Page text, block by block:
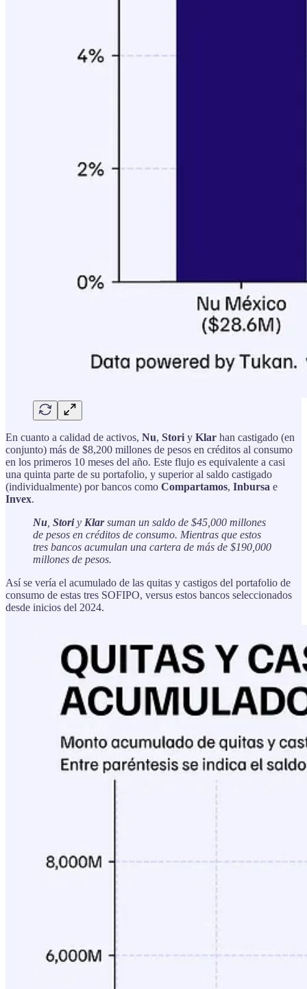
En cuanto a calidad de activos, Nu, Stori y Klar han castigado (en
conjunto) más de $8,200 millones de pesos en créditos al consumo
en los primeros 10 meses del año. Este flujo es equivalente a casi
una quinta parte de su portafolio, y superior al saldo castigado
(individualmente) por bancos como Compartamos, Inbursa e
Invex.
Nu Storiy Klarsuman un saldo de $45,000 millones
de pesos en créditos de consumo. Mientras que estos
tres bancos acumulan una cartera de más de $190,000
millones de pesos.
Así se vería el acumulado de las quitas y castigos del portafolio de
consumo de estas tres SOFIPO, versus estos bancos seleccionados
desde inicios del 2024.